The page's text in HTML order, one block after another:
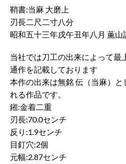
鞘書:当麻 大磨上
刃長二尺二寸八分
昭和五十三年戌午丑年八月 薫山
当社では刀工の出来によって最
通作を記載しております
本作の出来は無銘 伝（当麻）と
れる作品です。
鎺:金着二重
刃長:70.0センチ
反り:1.9センチ
目釘穴:2個
元幅:2.87センチ